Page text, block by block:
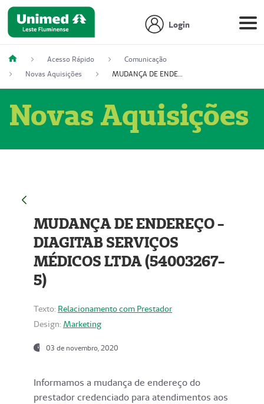
Login
Acesso Rápido
Comunicação
Novas Aquisições
MUDANÇA DE ENDEREÇO - DIAGITAB SERVIÇOS MÉDICOS LTDA (54003267-5)
Novas Aquisições
MUDANÇA DE ENDEREÇO -
DIAGITAB SERVIÇOS
MÉDICOS LTDA (54003267-
5)
Texto: Relacionamento com Prestador
Design: Marketing
03 de novembro, 2020
Informamos a mudança de endereço do
prestador credenciado para atendimentos aos